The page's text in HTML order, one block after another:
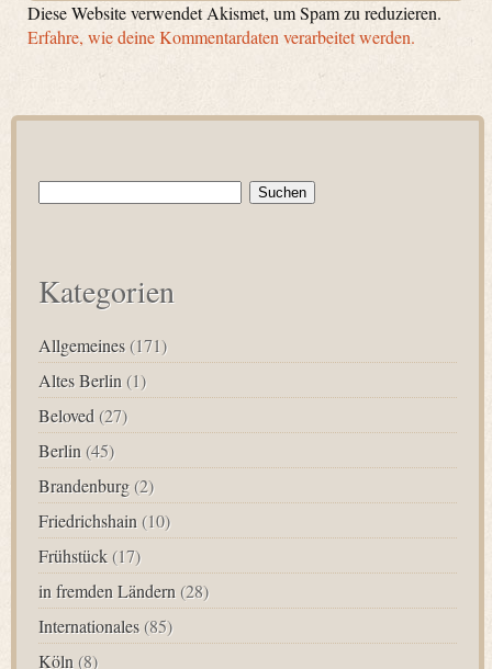
Diese Website verwendet Akismet, um Spam zu reduzieren.
Erfahre, wie deine Kommentardaten verarbeitet werden.
Suchen
Kategorien
Allgemeines (171)
Altes Berlin (1)
Beloved (27)
Berlin (45)
Brandenburg (2)
Friedrichshain (10)
Frühstück (17)
in fremden Ländern (28)
Internationales (85)
Köln (8)